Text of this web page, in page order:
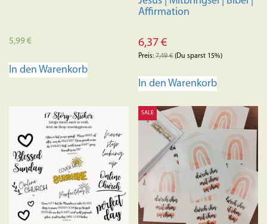
5,99€
In den Warenkorb
Affirmation
6,37€
Preis:7,49€(Du sparst 15%)
In den Warenkorb
SALE